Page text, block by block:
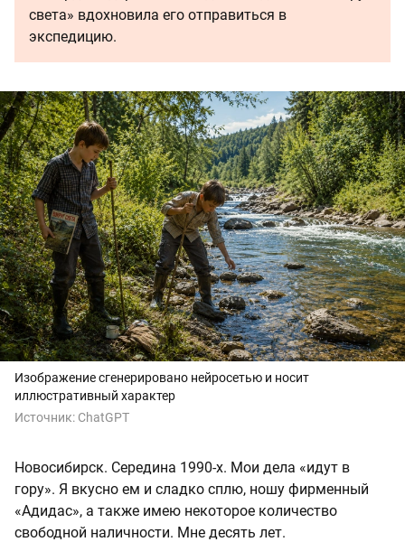
света» вдохновила его отправиться в
экспедицию.
Изображение сгенерировано нейросетью и носит
иллюстративный характер
Источник: ChatGPT
Новосибирск. Середина 1990-х. Мои дела «идут в
гору». Я вкусно ем и сладко сплю, ношу фирменный
«Адидас», а также имею некоторое количество
свободной наличности. Мне десять лет.